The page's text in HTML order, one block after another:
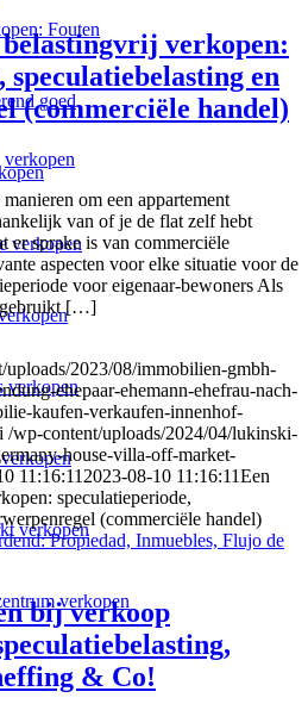
Fouten
goed
verkopen
verkopen
verkopen
verkopen
verkopen:
speculatiebelasting en
(commerciële handel)
verkopen
om een appartement
van of je de flat zelf hebt
er sprake is van commerciële
aspecten voor elke situatie voor de
voor eigenaar-bewoners Als
gebruikt […]
2023/08/immobilien-gmbh-
ehepaar-ehemann-ehefrau-nach-
kaufen-verkaufen-innenhof-
/wp-content/uploads/2024/04/lukinski-
house-villa-off-market-
11:16:11 2023-08-10 11:16:11Een
speculatieperiode,
(commerciële handel)
bij verkoop
& Co!